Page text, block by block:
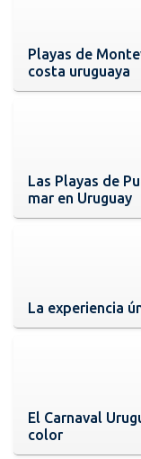
Playas de
costa uruguaya
Las Playas de
mar en Uruguay
La experiencia
El Carnaval
color